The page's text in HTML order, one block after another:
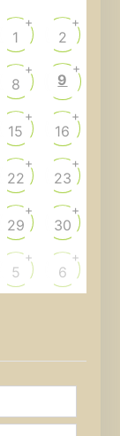
1
+
2
+
8
+
9
+
15
+
16
+
22
+
23
+
29
+
30
+
5
+
6
+